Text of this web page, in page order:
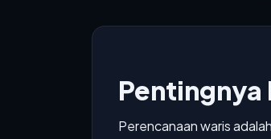
Pentingnya
Perencanaan waris